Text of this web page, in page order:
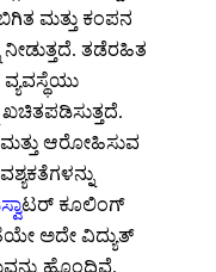
ಮತ್ತು ಕಂಪನ
ತಡೆರಹಿತ
ಆರೋಹಿಸುವ
ವಾಟರ್ ಕೂಲಿಂಗ್
ಅದೇ ವಿದ್ಯುತ್
ಹೊಂದಿವೆ.